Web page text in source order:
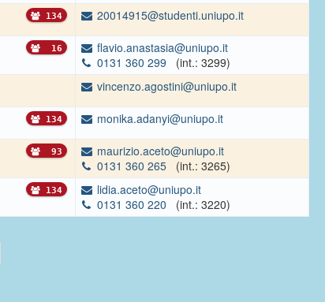
134 20014915@studenti.uniupo.it
16
flavio.anastasia@uniupo.it
0131 360 299
(int.: 3299)
vincenzo.agostini@uniupo.it
134 monika.adanyi@uniupo.it
93
maurizio.aceto@uniupo.it
0131 360 265
(int.: 3265)
134
lidia.aceto@uniupo.it
0131 360 220
(int.: 3220)